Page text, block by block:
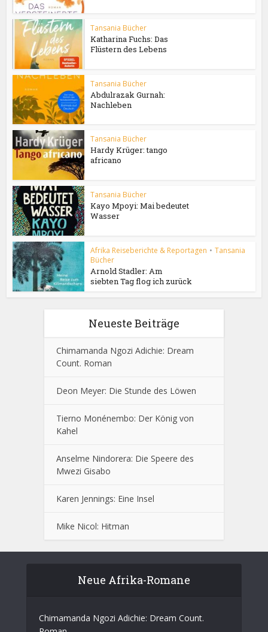
Tansania Bücher
Katharina Fuchs: Das
Flüstern des Lebens
Tansania Bücher
Abdulrazak Gurnah:
Nachleben
Tansania Bücher
Hardy Krüger: tango
africano
Tansania Bücher
Kayo Mpoyi: Mai bedeutet
Wasser
Afrika Reiseberichte & Reportagen • Tansania
Bücher
Arnold Stadler: Am
siebten Tag flog ich zurück
Neueste Beiträge
Chimamanda Ngozi Adichie: Dream
Count. Roman
Deon Meyer: Die Stunde des Löwen
Tierno Monénembo: Der König von
Kahel
Anselme Nindorera: Die Speere des
Mwezi Gisabo
Karen Jennings: Eine Insel
Mike Nicol: Hitman
Neue Afrika-Romane
Chimamanda Ngozi Adichie: Dream Count.